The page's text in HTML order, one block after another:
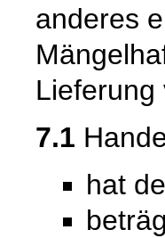
anderes
Lieferung
7.1
hat